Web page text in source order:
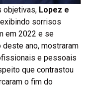
objetivas, Lopez e
sorrisos
em 2022 e se
ano, mostraram
e pessoais
que contrastou
o fim do